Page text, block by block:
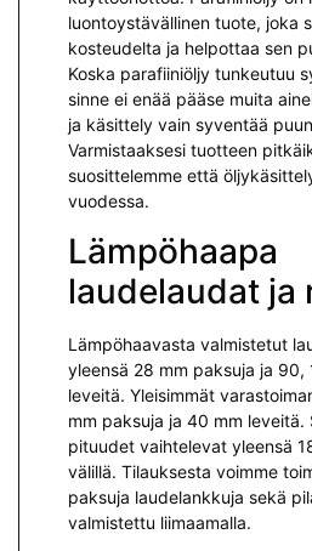
luontoystävällinen tuote, joka
kosteudelta ja helpottaa sen
Koska parafiiniöljy tunkeutuu
sinne ei enää pääse muita
ja käsittely vain syventää
Varmistaaksesi tuotteen
suosittelemme että
vuodessa.
Lämpöhaapa
laudelaudat ja
Lämpöhaavasta valmistetut
yleensä 28 mm paksuja ja 90,
leveitä. Yleisimmät
mm paksuja ja 40 mm leveitä.
pituudet vaihtelevat yleensä
välillä. Tilauksesta voimme
paksuja laudelankkuja sekä
valmistettu liimaamalla.